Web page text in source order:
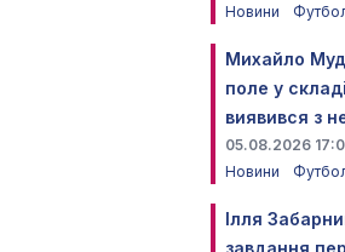
Новини
Михайло
поле у
виявився з
05.08.2026
Новини
Ілля
завдання